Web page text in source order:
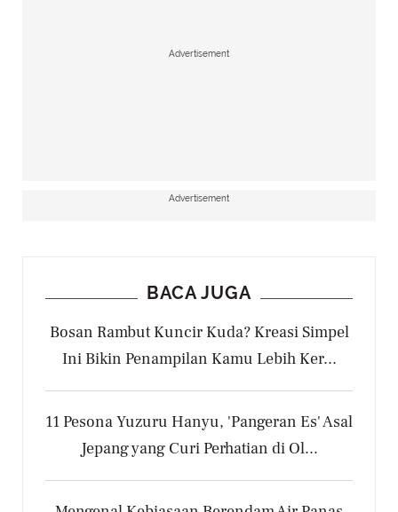
Advertisement
Advertisement
BACA JUGA
Bosan Rambut Kuncir Kuda? Kreasi Simpel
Ini Bikin Penampilan Kamu Lebih Ker...
11 Pesona Yuzuru Hanyu, 'Pangeran Es' Asal
Jepang yang Curi Perhatian di Ol...